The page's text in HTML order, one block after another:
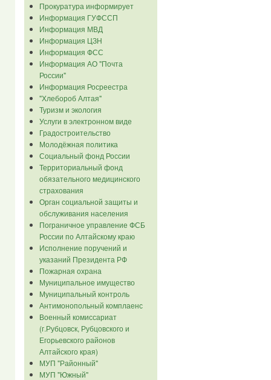
Прокуратура информирует
Информация ГУФССП
Информация МВД
Информация ЦЗН
Информация ФСС
Информация АО "Почта
России"
Информация Росреестра
"Хлебороб Алтая"
Туризм и экология
Услуги в электронном виде
Градостроительство
Молодёжная политика
Социальный фонд России
Территориальный фонд
обязательного медицинского
страхования
Орган социальной защиты и
обслуживания населения
Пограничное управление ФСБ
России по Алтайскому краю
Исполнение поручений и
указаний Президента РФ
Пожарная охрана
Муниципальное имущество
Муниципальный контроль
Антимонопольный комплаенс
Военный комиссариат
(г.Рубцовск, Рубцовского и
Егорьевского районов
Алтайского края)
МУП "Районный"
МУП "Южный"